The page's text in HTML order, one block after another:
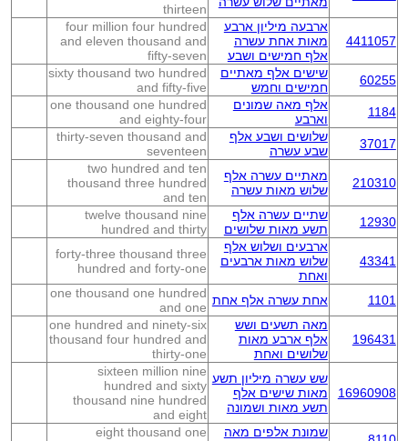
thirteen
4411057
ארבעה מיליון ארבע
מאות אחת עשרה
אלף חמישים ושבע
four million four hundred
and eleven thousand and
fifty-seven
60255
שישים אלף מאתיים
חמישים וחמש
sixty thousand two hundred
and fifty-five
1184
אלף מאה שמונים
וארבע
one thousand one hundred
and eighty-four
37017
שלושים ושבע אלף
שבע עשרה
thirty-seven thousand and
seventeen
210310
מאתיים עשרה אלף
שלוש מאות עשרה
two hundred and ten
thousand three hundred
and ten
12930
שתיים עשרה אלף
תשע מאות שלושים
twelve thousand nine
hundred and thirty
43341
ארבעים ושלוש אלף
שלוש מאות ארבעים
ואחת
forty-three thousand three
hundred and forty-one
1101 אחת עשרה אלף אחת one thousand one hundred
and one
196431
מאה תשעים ושש
אלף ארבע מאות
שלושים ואחת
one hundred and ninety-six
thousand four hundred and
thirty-one
16960908
שש עשרה מיליון תשע
מאות שישים אלף
תשע מאות ושמונה
sixteen million nine
hundred and sixty
thousand nine hundred
and eight
שמונת אלפים מאה
eight thousand one